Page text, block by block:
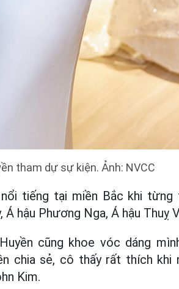
tham dự sự kiện. Ảnh: NVCC
tiếng tại miền Bắc khi từng
Á hậu Phương Nga, Á hậu Thuỵ
cũng khoe vóc dáng
chia sẻ, cô thấy rất thích khi
Kim.